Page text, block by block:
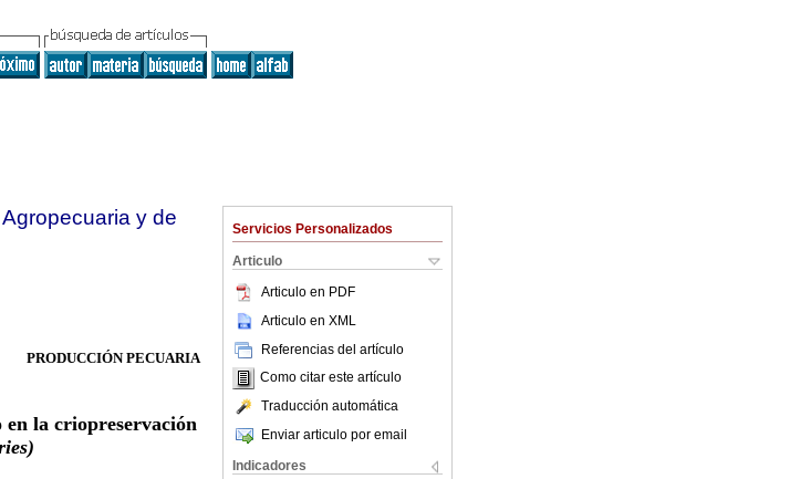
Servicios Personalizados
Articulo
Articulo en PDF
Articulo en XML
Referencias del artículo
Como citar este artículo
Traducción automática
Enviar articulo por email
Indicadores
y de
PRODUCCIÓN PECUARIA
la criopreservación